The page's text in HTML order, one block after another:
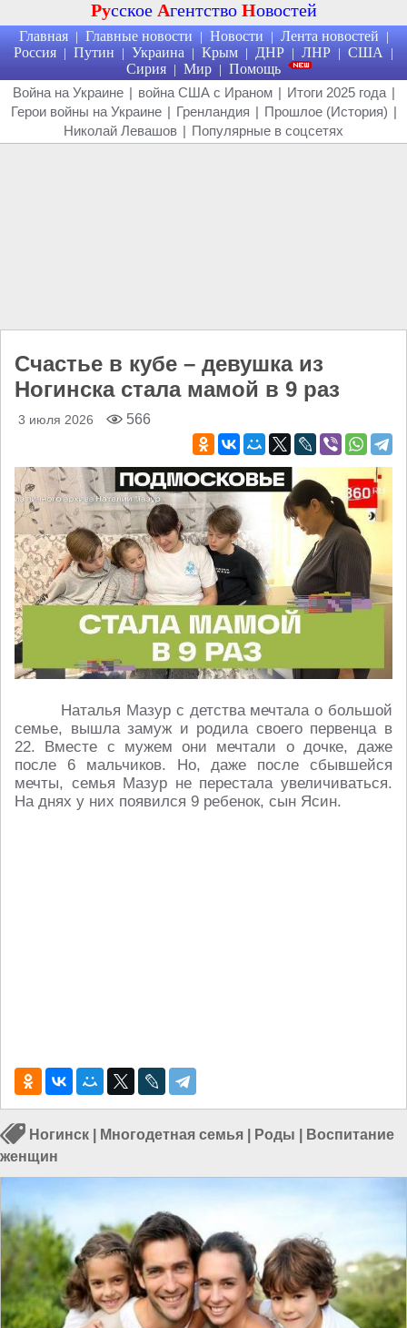
Русское Агентство Новостей
Главная | Главные новости | Новости | Лента новостей |
Россия | Путин | Украина | Крым | ДНР | ЛНР | США |
Сирия | Мир | Помощь
Война на Украине | война США с Ираном | Итоги 2025 года |
Герои войны на Украине | Гренландия | Прошлое (История) |
Николай Левашов | Популярные в соцсетях
Счастье в кубе – девушка из
Ногинска стала мамой в 9 раз
3 июля 2026 566
Наталья Мазур с детства мечтала о большой
семье, вышла замуж и родила своего первенца в
22. Вместе с мужем они мечтали о дочке, даже
после 6 мальчиков. Но, даже после сбывшейся
мечты, семья Мазур не перестала увеличиваться.
На днях у них появился 9 ребенок, сын Ясин.
Ногинск Многодетная семья Роды
Воспитание
женщин